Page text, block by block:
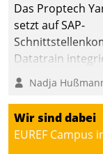
Das Proptech
setzt auf SAP-
Datatrain
Yarowas Portal
Vergabe und
von Aufträgen
operativen
Instandhaltung
Nadja
Wir sind dabei
EUREF Campus